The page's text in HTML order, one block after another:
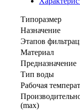
Типоразмер
Назначение
Этапов
Материал
Предназначение
Тип воды
Рабочая
(max)